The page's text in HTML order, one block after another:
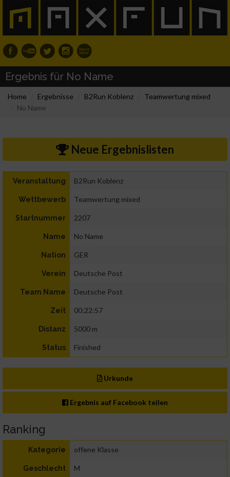
Ergebnis für No Name
Home Ergebnisse B2Run Koblenz
Teamwertung mixed
No Name
Neue Ergebnislisten
Veranstaltung B2Run Koblenz
Wettbewerb Teamwertung mixed
Startnummer 2207
Name No Name
Nation GER
Verein Deutsche Post
Team Name Deutsche Post
Zeit 00:22:57
Distanz 5000 m
Status Finished
Urkunde
Ergebnis auf Facebook teilen
Ranking
Kategorie offene Klasse
Geschlecht M